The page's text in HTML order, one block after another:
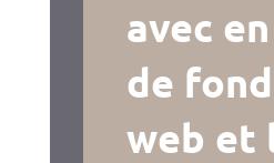
avec
de
web et